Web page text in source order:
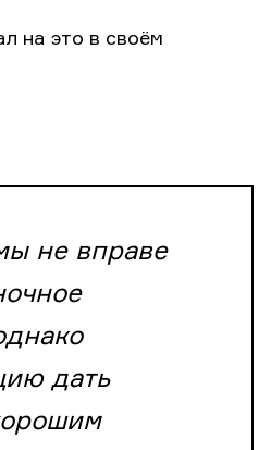
на это в своём
не вправе
дать